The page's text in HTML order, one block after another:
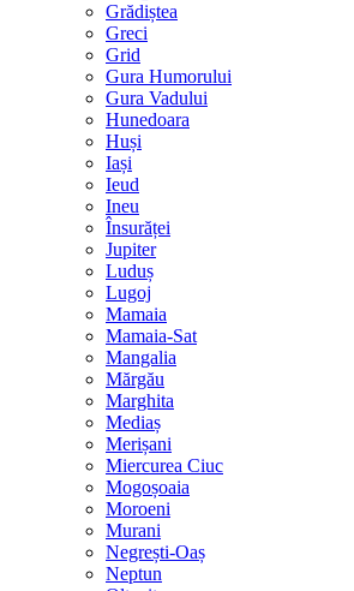
Grădiștea
Greci
Grid
Gura Humorului
Gura Vadului
Hunedoara
Huși
Iași
Ieud
Ineu
Însurăței
Jupiter
Luduș
Lugoj
Mamaia
Mamaia-Sat
Mangalia
Mărgău
Marghita
Mediaș
Merișani
Miercurea Ciuc
Mogoșoaia
Moroeni
Murani
Negrești-Oaș
Neptun